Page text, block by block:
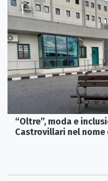
“Oltre”, moda e
Castrovillari nel nome